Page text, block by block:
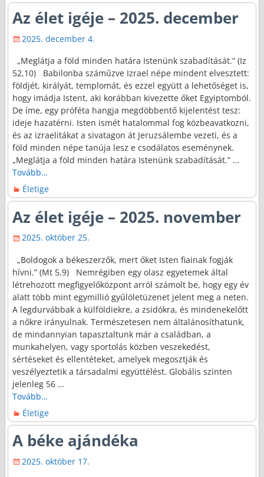
Az élet igéje – 2025. december
2025. december 4.
„Meglátja a föld minden határa Istenünk szabadítását.” (Iz
52,10) Babilonba száműzve Izrael népe mindent elvesztett:
földjét, királyát, templomát, és ezzel együtt a lehetőséget is,
hogy imádja Istent, aki korábban kivezette őket Egyiptomból.
De íme, egy próféta hangja megdöbbentő kijelentést tesz:
ideje hazatérni. Isten ismét hatalommal fog közbeavatkozni,
és az izraelitákat a sivatagon át Jeruzsálembe vezeti, és a
föld minden népe tanúja lesz e csodálatos eseménynek.
„Meglátja a föld minden határa Istenünk szabadítását.” …
Tovább…
Életige
Az élet igéje – 2025. november
2025. október 25.
„Boldogok a békeszerzők, mert őket Isten fiainak fogják
hívni.” (Mt 5,9) Nemrégiben egy olasz egyetemek által
létrehozott megfigyelőközpont arról számolt be, hogy egy év
alatt több mint egymillió gyűlöletüzenet jelent meg a neten.
A legdurvábbak a külföldiekre, a zsidókra, és mindenekelőtt
a nőkre irányulnak. Természetesen nem általánosíthatunk,
de mindannyian tapasztaltunk már a családban, a
munkahelyen, vagy sportolás közben veszekedést,
sértéseket és ellentéteket, amelyek megosztják és
veszélyeztetik a társadalmi együttélést. Globális szinten
jelenleg 56 …
Tovább…
Életige
A béke ajándéka
2025. október 17.